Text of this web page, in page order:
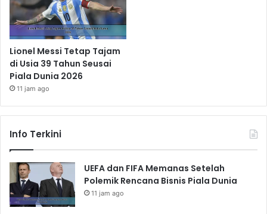
Lionel Messi Tetap Tajam
di Usia 39 Tahun Seusai
Piala Dunia 2026
11 jam ago
Info Terkini
UEFA dan FIFA Memanas Setelah
Polemik Rencana Bisnis Piala Dunia
11 jam ago